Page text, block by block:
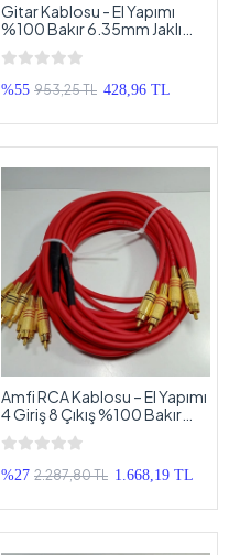
Gitar Kablosu - El Yapımı
%100 Bakır 6.35mm Jaklı
Gitar Uzatma Kablosu - 1
Metre
%55 953,25 TL 428,96 TL
Amfi RCA Kablosu – El Yapımı
4 Giriş 8 Çıkış %100 Bakır
Parazit Yapmaz – Anfi Rca
Kablosu – 5 Metre
%27 2.287,80 TL 1.668,19 TL